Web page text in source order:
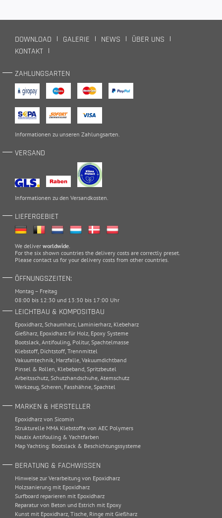
DOWNLOAD GALERIE NEWS
ÜBER UNS
KONTAKT
ZAHLUNGSARTEN
Informationen zu unseren Zahlungsarten
VERSAND
Informationen zu den Versandkosten
LIEFERGEBIET
We deliver worldwide
For the six shown countries the delivery costs are correctly preset.
Please contact us for your delivery costs from other countries.
ÖFFNUNGSZEITEN:
Montag – Freitag
08:00 bis 12:30 und 13:30 bis 17:00 Uhr
LEICHTBAU & KOMPOSITBAU
Epoxidharz Schaumharz Laminierharz Klebeharz
Gießharz Epoxidharz für Holz Epoxy Systeme
Bootslack Antifouling Politur, Spachtelmasse
Klebstoff Dichtstoff Trennmittel
Vakuumtechnik Harzfalle Vakuumdichtband
Pinsel & Rollen Klebeband Spritzbeutel
Arbeitsschutz Schutzhandschuhe Atemschutz
Werkzeug Scheren Fasshähne Spachtel
MARKEN & HERSTELLER
Epoxidharz von Sicomin
Strukturelle MMA Klebstoffe von AEC Polymers
Nautix Antifouling & Yachtfarben
Map Yachting: Bootslack & Beschichtungssysteme
BERATUNG & FACHWISSEN
Hinweise zur Verarbeitung von Epoxidharz
Holzsanierung mit Epoxidharz
Surfboard reparieren mit Epoxidharz
Reparatur von Beton und Estrich mit Epoxy
Kunst mit Epoxidharz, Tische, Ringe mit Gießharz